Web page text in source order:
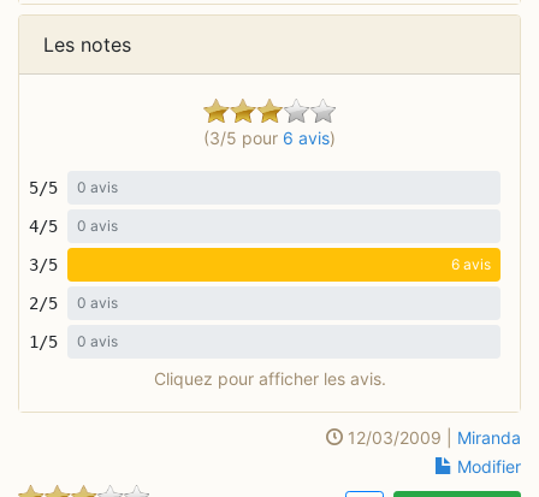
Les notes
(3/5 pour 6 avis)
5/5 0 avis
4/5 0 avis
3/5 6 avis
2/5 0 avis
1/5 0 avis
Cliquez pour afficher les avis.
12/03/2009 | Miranda
Modifier